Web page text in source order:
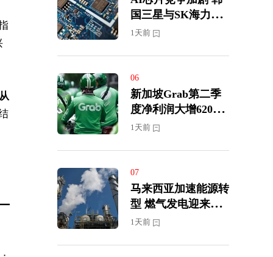
国三星与SK海力士
展开半导体人才争夺
1天前
06
新加坡Grab第二季
度净利润大增620%
上调全年营收及盈利
1天前
07
马来西亚加速能源转
型 燃气发电迎来投
资新周期
1天前